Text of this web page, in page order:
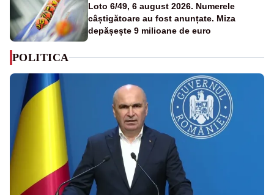
Loto 6/49, 6 august 2026. Numerele
câștigătoare au fost anunțate. Miza
depășește 9 milioane de euro
POLITICA